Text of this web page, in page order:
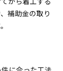
補助金の取り